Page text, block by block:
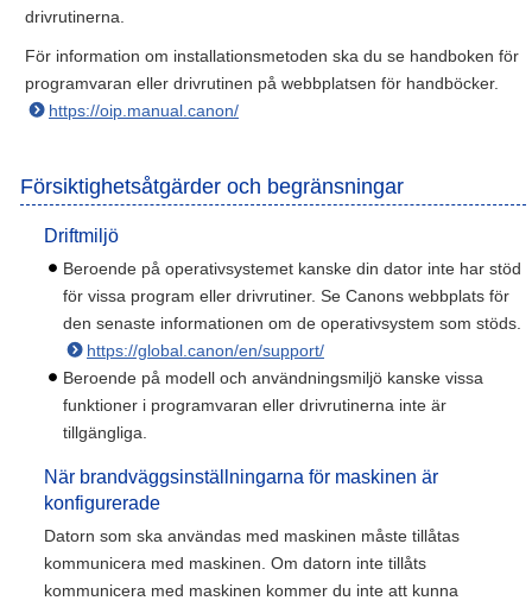
drivrutinerna.
För information om installationsmetoden ska du se handboken för
programvaran eller drivrutinen på webbplatsen för handböcker.
https://oip.manual.canon/
Försiktighetsåtgärder och begränsningar
Driftmiljö
Beroende på operativsystemet kanske din dator inte har stöd
för vissa program eller drivrutiner. Se Canons webbplats för
den senaste informationen om de operativsystem som stöds.
https://global.canon/en/support/
Beroende på modell och användningsmiljö kanske vissa
funktioner i programvaran eller drivrutinerna inte är
tillgängliga.
När brandväggsinställningarna för maskinen är
konfigurerade
Datorn som ska användas med maskinen måste tillåtas
kommunicera med maskinen. Om datorn inte tillåts
kommunicera med maskinen kommer du inte att kunna